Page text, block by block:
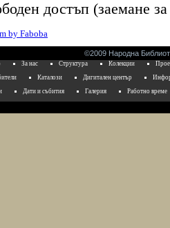
достъп (заемане
by Faboba
©2009 Народна
За нас Структура Колекции
Каталози Дигитален център
Дати и събития Галерия Работно време